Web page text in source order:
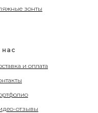
зонты
нас
и оплата
отзывы